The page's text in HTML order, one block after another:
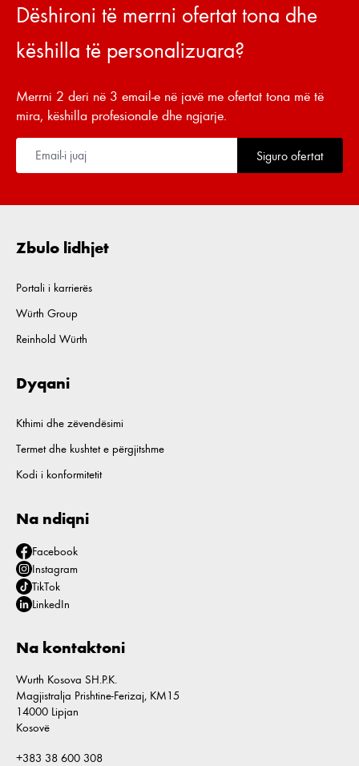
Dëshironi të merrni ofertat tona dhe
këshilla të personalizuara?
Merrni 2 deri në 3 email-e në javë me ofertat tona më të
mira, këshilla profesionale dhe ngjarje.
Siguro ofertat
Zbulo lidhjet
Portali i karrierës
Würth Group
Reinhold Würth
Dyqani
Kthimi dhe zëvendësimi
Termet dhe kushtet e përgjitshme
Kodi i konformitetit
Na ndiqni
Facebook
Instagram
TikTok
LinkedIn
Na kontaktoni
Wurth Kosova SH.P.K.
Magjistralja Prishtine-Ferizaj, KM15
14000 Lipjan
Kosovë
+383 38 600 308